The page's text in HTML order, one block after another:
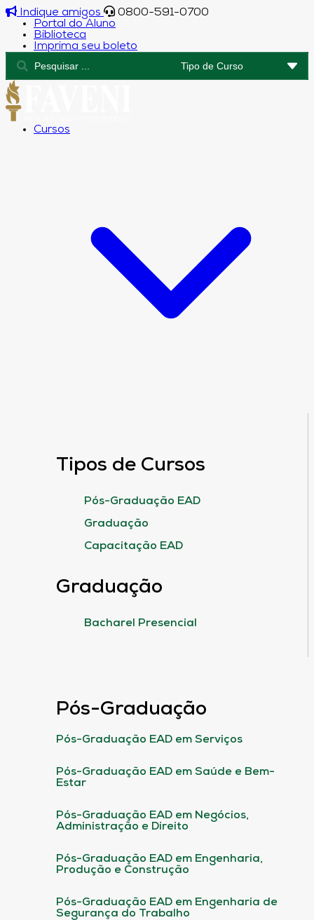
Indique amigos
0800-591-0700
Portal do Aluno
Biblioteca
Imprima seu boleto
Cursos
Tipos de Cursos
Pós-Graduação EAD
Graduação
Capacitação EAD
Graduação
Bacharel Presencial
Pós-Graduação
Pós-Graduação EAD em Serviços
Pós-Graduação EAD em Saúde e Bem-
Estar
Pós-Graduação EAD em Negócios,
Administração e Direito
Pós-Graduação EAD em Engenharia,
Produção e Construção
Pós-Graduação EAD em Engenharia de
Segurança do Trabalho